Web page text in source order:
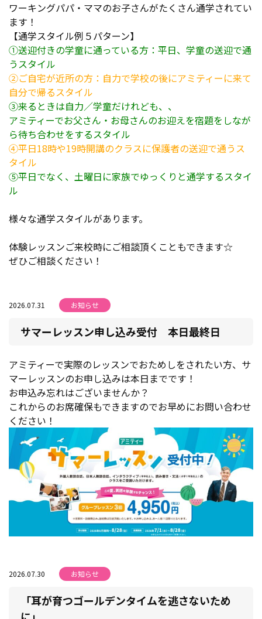
ワーキングパパ・ママのお子さんがたくさん通学されてい
ます！
【通学スタイル例５パターン】
①送迎付きの学童に通っている方：平日、学童の送迎で通
うスタイル
②ご自宅が近所の方：自力で学校の後にアミティーに来て
自分で帰るスタイル
③来るときは自力／学童だけれども、、
アミティーでお父さん・お母さんのお迎えを宿題をしなが
ら待ち合わせをするスタイル
④平日18時や19時開講のクラスに保護者の送迎で通うス
タイル
⑤平日でなく、土曜日に家族でゆっくりと通学するスタイ
ル
様々な通学スタイルがあります。
体験レッスンご来校時にご相談頂くこともできます☆
ぜひご相談ください！
2026.07.31 お知らせ
サマーレッスン申し込み受付 本日最終日
アミティーで実際のレッスンでおためしをされたい方、サ
マーレッスンのお申し込みは本日までです！
お申込み忘れはございませんか？
これからのお席確保もできますのでお早めにお問い合わせ
ください！
2026.07.30 お知らせ
「耳が育つゴールデンタイムを逃さないため